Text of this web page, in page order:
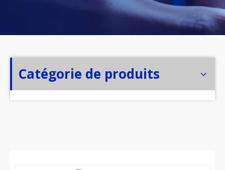
Catégorie de produits